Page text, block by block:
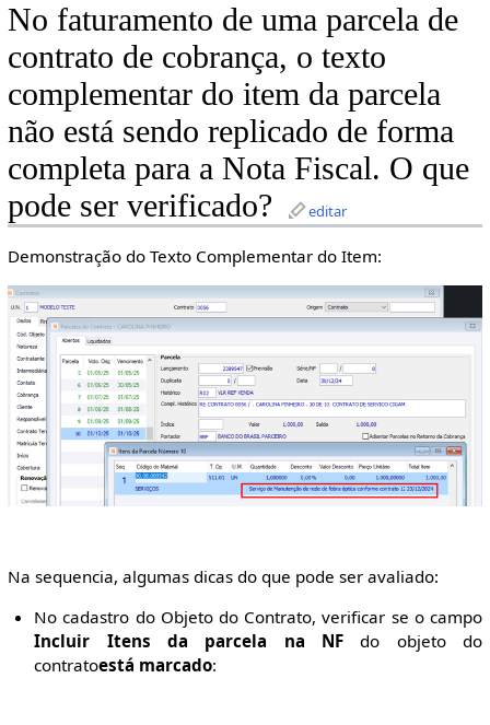
No faturamento de uma parcela de
contrato de cobrança, o texto
complementar do item da parcela
não está sendo replicado de forma
completa para a Nota Fiscal. O que
pode ser verificado?
editar
Demonstração do Texto Complementar do Item:
Na sequencia, algumas dicas do que pode ser avaliado:
No cadastro do Objeto do Contrato, verificar se o campo
Incluir Itens da parcela na NF do objeto do
contratoestá marcado: